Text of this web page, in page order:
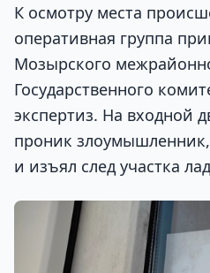
К осмотру места
оперативная группа
Мозырского
Государственного
экспертиз. На входной
проник
и изъял след участка